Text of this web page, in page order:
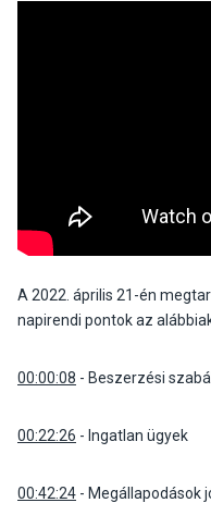
A 2022. április 21-én
napirendi pontok az
00:00:08 - Beszerzési
00:22:26 - Ingatlan ügyek
00:42:24 - Megállapodások